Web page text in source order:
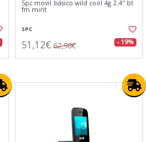
Spc movil básico wild cool 4g 2.4" bt
fm mint
SPC
51,12€ 62,98€ - 19%